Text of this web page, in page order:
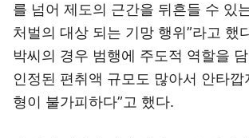
를 넘어 제도의 근간을 뒤흔들 수 있
처벌의 대상 되는 기망 행위”라고 했
박씨의 경우 범행에 주도적 역할을
인정된 편취액 규모도 많아서 안타깝
형이 불가피하다”고 했다.